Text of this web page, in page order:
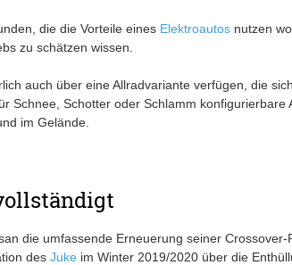
die die Vorteile eines Elektroautosnutzen
zu schätzen wissen.
auch über eine Allradvariante verfügen, die
Schnee, Schotter oder Schlamm konfigurierbare
im Gelände.
die umfassende Erneuerung seiner
des Juke im Winter 2019/2020 über die